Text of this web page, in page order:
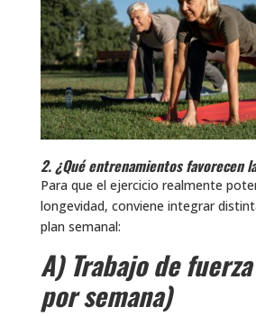
2. ¿Qué entrenamientos favorecen
Para que el ejercicio realmente
longevidad, conviene integrar
plan semanal:
A) Trabajo de
por semana)